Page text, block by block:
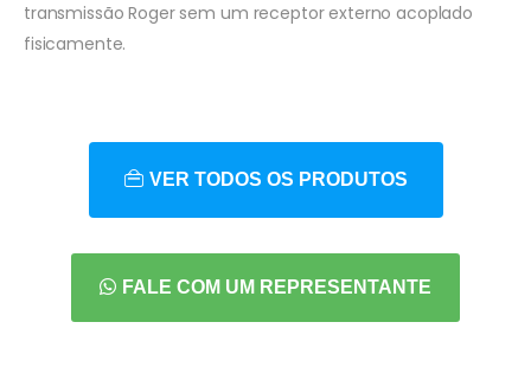
transmissão Roger sem um receptor externo acoplado
fisicamente.
VER TODOS OS PRODUTOS
FALE COM UM REPRESENTANTE